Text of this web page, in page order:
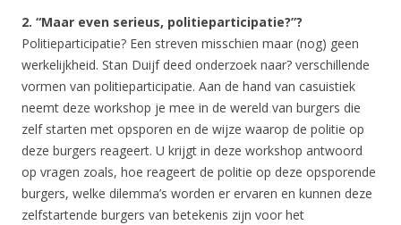
2. “Maar even serieus, politieparticipatie?”?
Politieparticipatie? Een streven misschien maar (nog) geen
werkelijkheid. Stan Duijf deed onderzoek naar? verschillende
vormen van politieparticipatie. Aan de hand van casuistiek
neemt deze workshop je mee in de wereld van burgers die
zelf starten met opsporen en de wijze waarop de politie op
deze burgers reageert. U krijgt in deze workshop antwoord
op vragen zoals, hoe reageert de politie op deze opsporende
burgers, welke dilemma’s worden er ervaren en kunnen deze
zelfstartende burgers van betekenis zijn voor het